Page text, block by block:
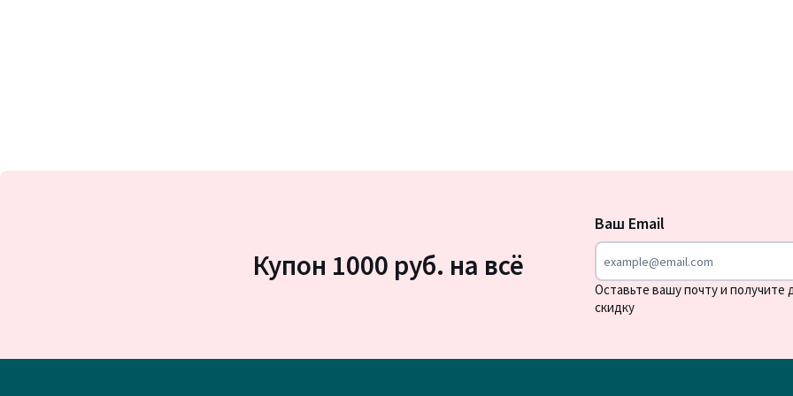
новости
Купон 1000 руб. на всё
Ваш Email
Оставьте вашу почту и получите
скидку